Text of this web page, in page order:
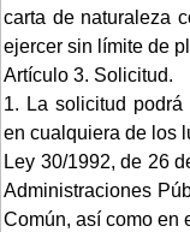
carta de naturaleza
ejercer sin límite de
Artículo 3. Solicitud.
1. La solicitud podrá
en cualquiera de los
Ley 30/1992, de 26
Administraciones
Común, así como en